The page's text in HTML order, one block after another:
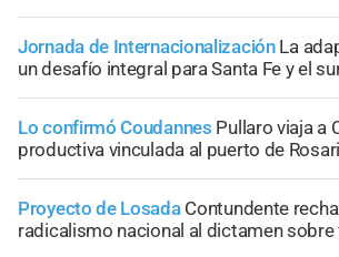
Jornada de Internacionalización La
un desafío integral para Santa Fe y el
Lo confirmó Coudannes Pullaro viaja a
productiva vinculada al puerto de
Proyecto de Losada Contundente
radicalismo nacional al dictamen